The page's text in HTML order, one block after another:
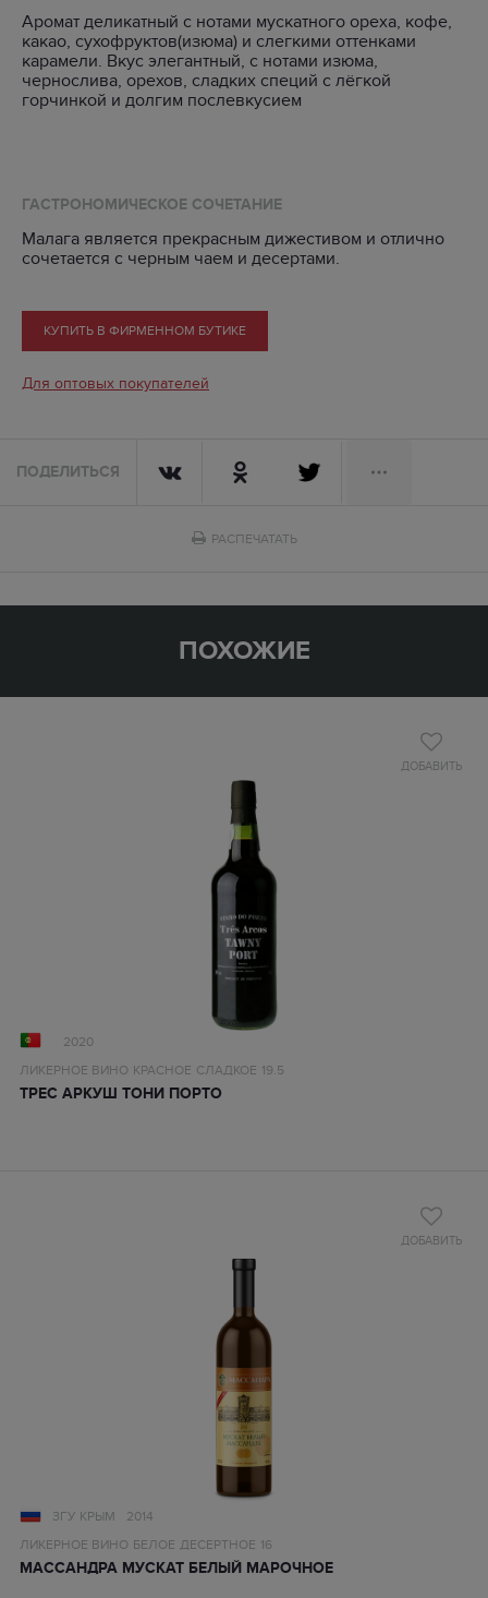
Аромат деликатный с нотами мускатного ореха, кофе,
какао, сухофруктов(изюма) и слегкими оттенками
карамели. Вкус элегантный, с нотами изюма,
чернослива, орехов, сладких специй с лёгкой
горчинкой и долгим послевкусием
ГАСТРОНОМИЧЕСКОЕ СОЧЕТАНИЕ
Малага является прекрасным дижестивом и отлично
сочетается с черным чаем и десертами.
КУПИТЬ В ФИРМЕННОМ БУТИКЕ
Для оптовых покупателей
ПОДЕЛИТЬСЯ
РАСПЕЧАТАТЬ
ПОХОЖИЕ
ДОБАВИТЬ
2020
ЛИКЕРНОЕ ВИНО КРАСНОЕ СЛАДКОЕ 19.5
ТРЕС АРКУШ ТОНИ ПОРТО
ДОБАВИТЬ
ЗГУ КРЫМ
2014
ЛИКЕРНОЕ ВИНО БЕЛОЕ ДЕСЕРТНОЕ 16
МАССАНДРА МУСКАТ БЕЛЫЙ МАРОЧНОЕ